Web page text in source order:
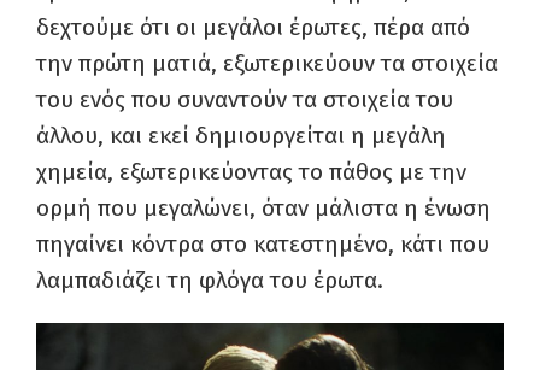
δεχτούμε ότι οι μεγάλοι έρωτες, πέρα από
την πρώτη ματιά, εξωτερικεύουν τα στοιχεία
του ενός που συναντούν τα στοιχεία του
άλλου, και εκεί δημιουργείται η μεγάλη
χημεία, εξωτερικεύοντας το πάθος με την
ορμή που μεγαλώνει, όταν μάλιστα η ένωση
πηγαίνει κόντρα στο κατεστημένο, κάτι που
λαμπαδιάζει τη φλόγα του έρωτα.